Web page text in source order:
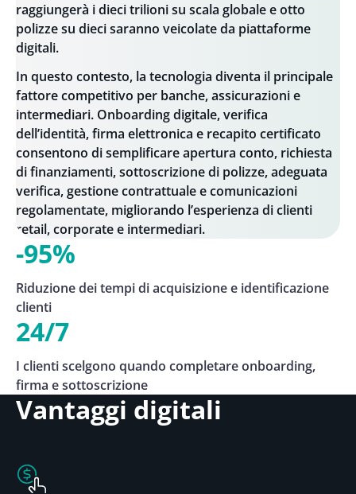
raggiungerà i dieci trilioni su scala globale e otto
polizze su dieci saranno veicolate da piattaforme
digitali.
In questo contesto, la tecnologia diventa il principale
fattore competitivo per banche, assicurazioni e
intermediari. Onboarding digitale, verifica
dell’identità, firma elettronica e recapito certificato
consentono di semplificare apertura conto, richiesta
di finanziamenti, sottoscrizione di polizze, adeguata
verifica, gestione contrattuale e comunicazioni
regolamentate, migliorando l’esperienza di clienti
retail, corporate e intermediari.
-95%
Riduzione dei tempi di acquisizione e identificazione
clienti
24/7
I clienti scelgono quando completare onboarding,
firma e sottoscrizione
Vantaggi digitali